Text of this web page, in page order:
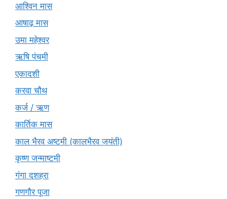
आश्विन मास
आषाढ़ मास
उमा महेश्वर
ऋषि पंचमी
एकादशी
करवा चौथ
कर्ज / ऋण
कार्तिक मास
काल भैरव अष्टमी (कालभैरव जयंती)
कृष्ण जन्माष्टमी
गंगा दशहरा
गणगौर पूजा